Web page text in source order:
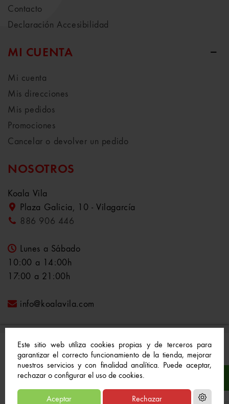
Este sitio web utiliza cookies propias y de terceros para
garantizar el correcto funcionamiento de la tienda, mejorar
nuestros servicios y con finalidad analítica. Puede aceptar,
rechazar o configurar el uso de cookies.
Aceptar Rechazar
Contacto
Declaración Accesibilidad
MI CUENTA
Mi cuenta
Mis direcciones
Mis pedidos
Promociones
Cancelar o devolver un pedido
NOSOTROS
Koala Vila
Plaza Galicia, 10 - Vilagarcía
886 906 446
Lunes a Sábado
10:00 a 14:00h
17:00 a 21:00h
info@koalavila.com
© 2021-2022 Koala Vila™. Todos los derechos